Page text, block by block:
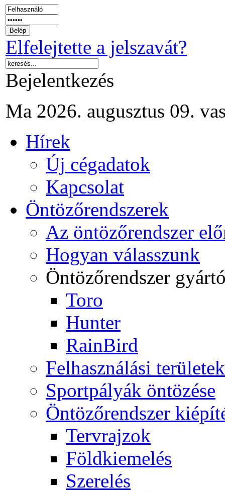
Elfelejtette a jelszavát?
Bejelentkezés
Ma 2026. augusztus 09.
Hírek
Új cégadatok
Kapcsolat
Öntözőrendszerek
Az öntözőrendszer
Hogyan válasszunk
Öntözőrendszer
Toro
Hunter
RainBird
Felhasználási területek
Sportpályák öntözése
Öntözőrendszer
Tervrajzok
Földkiemelés
Szerelés